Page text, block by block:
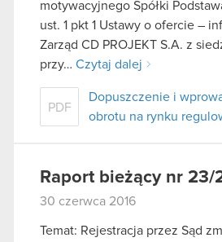
motywacyjnego Spółki
ust. 1 pkt 1 Ustawy o ofercie –
Zarząd CD PROJEKT S.A. z
przy… Czytaj dalej
PDF
Dopuszczenie i
obrotu na rynku
Raport bieżący nr 23/
30 czerwca 2016
Temat: Rejestracja przez Sąd